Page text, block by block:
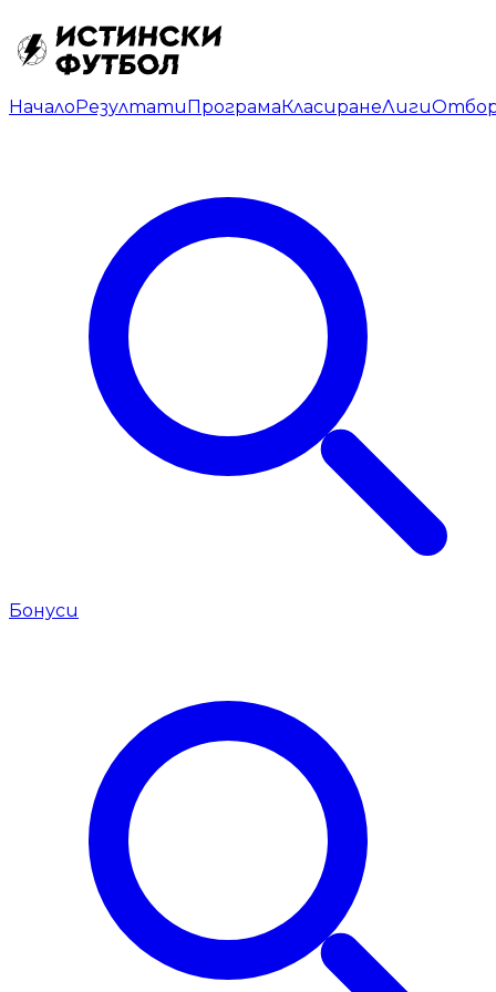
НачалоРезултатиПрограмаКласиранеЛиги
Бонуси